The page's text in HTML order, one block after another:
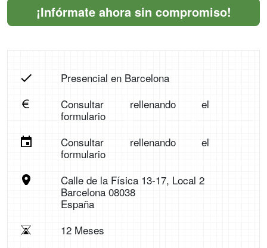
¡Infórmate ahora sin compromiso!
Presencial en Barcelona
Consultar rellenando el
formulario
Consultar rellenando el
formulario
Calle de la Física 13-17, Local 2
Barcelona 08038
España
12 Meses